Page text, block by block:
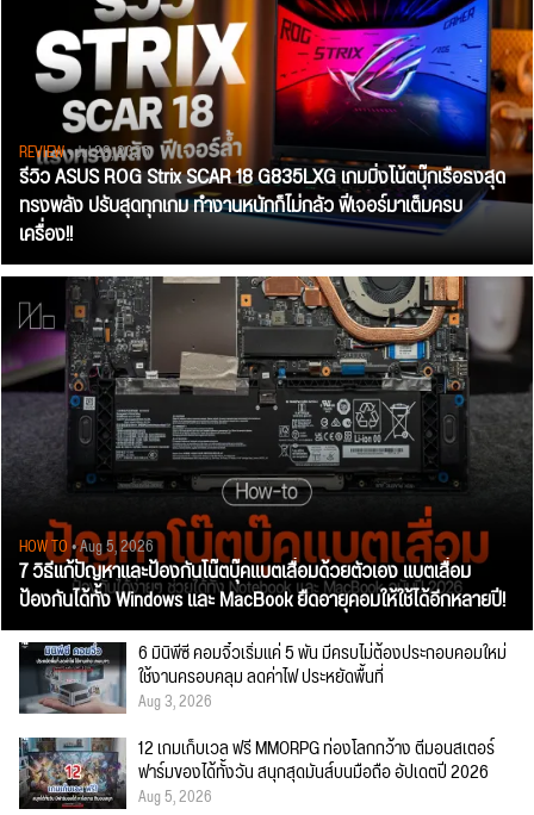
REVIEW• Jul 28, 2026
รีวิว ASUS ROG Strix SCAR 18 G835LXG เกมมิ่งโน้ตบุ๊กเรือธงสุด
ทรงพลัง ปรับสุดทุกเกม ทำงานหนักก็ไม่กลัว ฟีเจอร์มาเต็มครบ
เครื่อง!!
HOW TO• Aug 5, 2026
7 วิธีแก้ปัญหาและป้องกันโน๊ตบุ๊คแบตเสื่อมด้วยตัวเอง แบตเสื่อม
ป้องกันได้ทั้ง Windows และ MacBook ยืดอายุคอมให้ใช้ได้อีกหลายปี!
6 มินิพีซี คอมจิ๋วเริ่มแค่ 5 พัน มีครบไม่ต้องประกอบคอมใหม่
ใช้งานครอบคลุม ลดค่าไฟ ประหยัดพื้นที่
Aug 3, 2026
12 เกมเก็บเวล ฟรี MMORPG ท่องโลกกว้าง ตีมอนสเตอร์
ฟาร์มของได้ทั้งวัน สนุกสุดมันส์บนมือถือ อัปเดตปี 2026
Aug 5, 2026